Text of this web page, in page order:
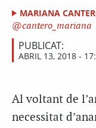
MARIANA
cantero_mariana
PUBLICAT:
ABRIL 13, 2018 -
Al voltant de
necessitat